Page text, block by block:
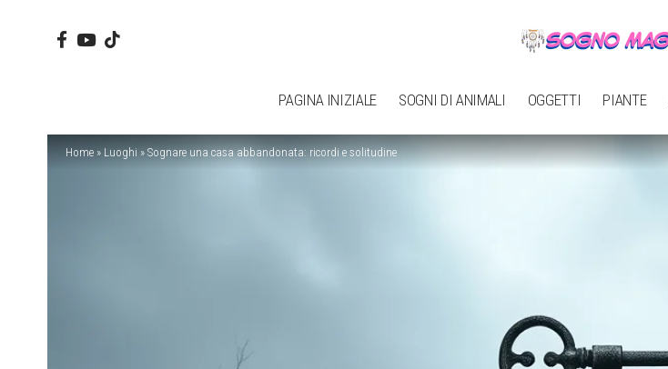
PAGINA INIZIALE SOGNI DI ANIMALI OGGETTI PIANTE
Home » Luoghi » Sognare una casa abbandonata: ricordi e solitudine